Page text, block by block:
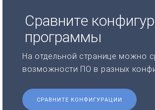
Сравните
программы
На отдельной странице можно
возможности ПО в разных
СРАВНИТЕ КОНФИГУРАЦИИ